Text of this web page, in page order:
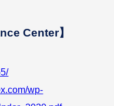
Center】
wp-